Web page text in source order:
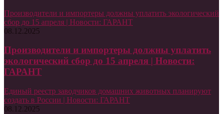
Производители и импортеры должны уплатить экологический
сбор до 15 апреля | Новости: ГАРАНТ
08.12.2025
Производители и импортеры должны уплатить
экологический сбор до 15 апреля | Новости:
ГАРАНТ
Единый реестр заводчиков домашних животных планируют
создать в России | Новости: ГАРАНТ
08.12.2025